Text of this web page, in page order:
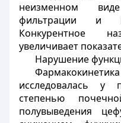
неизменном
фильтрации и
Конкурентное
увеличивает
Нарушение
исследовалась у
степенью
полувыведения